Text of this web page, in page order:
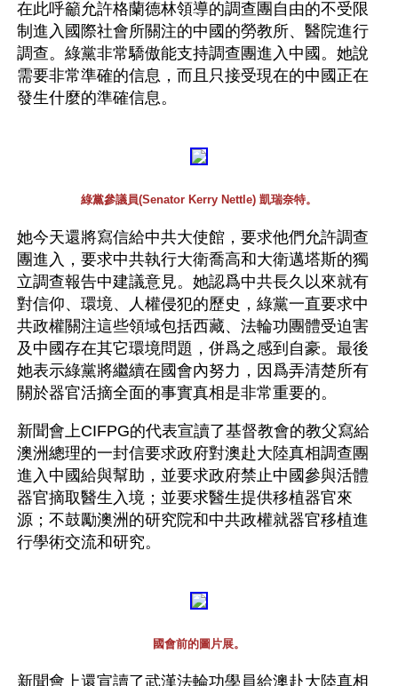
在此呼籲允許格蘭德林領導的調查團自由的不受限
制進入國際社會所關注的中國的勞教所、醫院進行
調查。綠黨非常驕傲能支持調查團進入中國。她說
需要非常準確的信息，而且只接受現在的中國正在
發生什麼的準確信息。
綠黨參議員(Senator Kerry Nettle) 凱瑞奈特。
她今天還將寫信給中共大使館，要求他們允許調查
團進入，要求中共執行大衛喬高和大衛邁塔斯的獨
立調查報告中建議意見。她認爲中共長久以來就有
對信仰、環境、人權侵犯的歷史，綠黨一直要求中
共政權關注這些領域包括西藏、法輪功團體受迫害
及中國存在其它環境問題，併爲之感到自豪。最後
她表示綠黨將繼續在國會內努力，因爲弄清楚所有
關於器官活摘全面的事實真相是非常重要的。
新聞會上CIFPG的代表宣讀了基督教會的教父寫給
澳洲總理的一封信要求政府對澳赴大陸真相調查團
進入中國給與幫助，並要求政府禁止中國參與活體
器官摘取醫生入境；並要求醫生提供移植器官來
源；不鼓勵澳洲的研究院和中共政權就器官移植進
行學術交流和研究。
國會前的圖片展。
新聞會上還宣讀了武漢法輪功學員給澳赴大陸真相